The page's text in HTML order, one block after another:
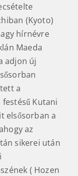
(Kyoto)
hírnévre
Maeda
adjon új
a
Kutani
elsősorban a
az
sikerei után
( Hozen